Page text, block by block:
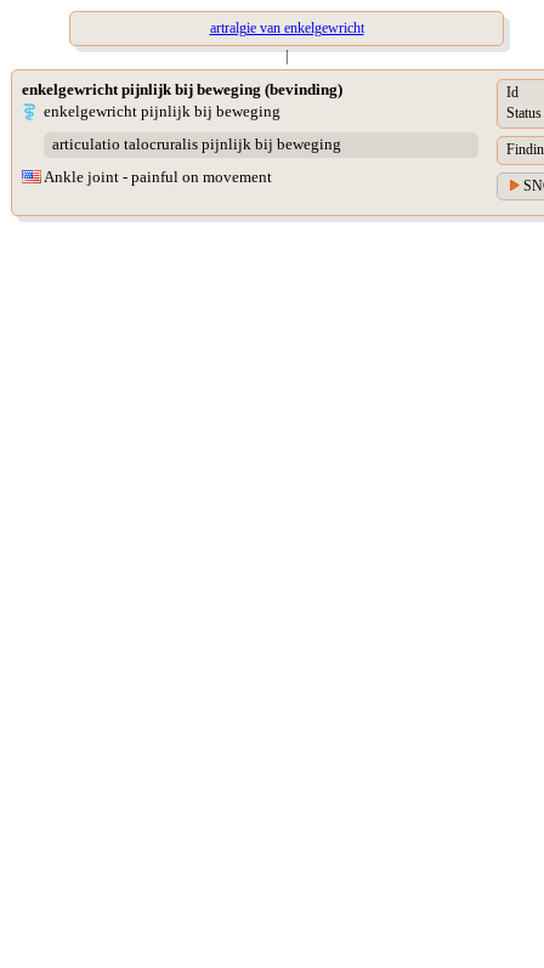
artralgie van enkelgewricht
|
enkelgewricht pijnlijk bij beweging (bevinding)
enkelgewricht pijnlijk bij beweging
articulatio talocruralis pijnlijk bij beweging
Ankle joint - painful on movement
Id
Status